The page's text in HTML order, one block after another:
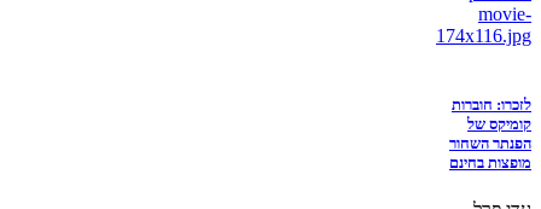
לזכרו: חוברות
קומיקס של
הפנתר השחור
מופצות בחינם